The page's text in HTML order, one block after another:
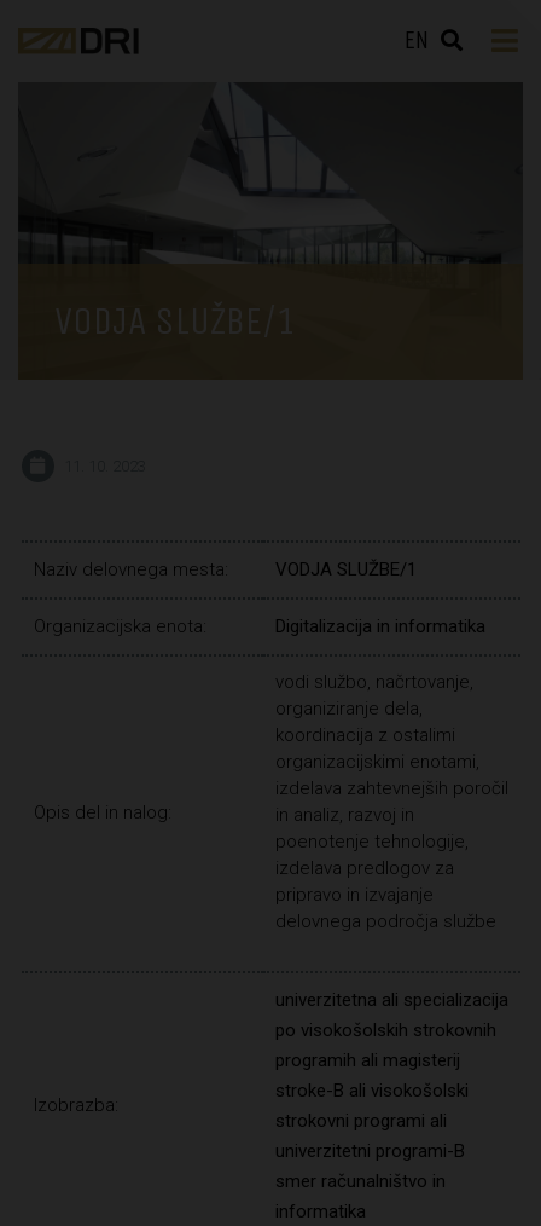
EN
VODJA SLUŽBE/1
Naziv delovnega mesta: VODJA SLUŽBE/1
Organizacijska enota: Digitalizacija in informatika
Opis del in nalog:
vodi službo, načrtovanje,
organiziranje dela,
koordinacija z ostalimi
organizacijskimi enotami,
izdelava zahtevnejših poročil
in analiz, razvoj in
poenotenje tehnologije,
izdelava predlogov za
pripravo in izvajanje
delovnega področja službe
Izobrazba:
univerzitetna ali specializacija
po visokošolskih strokovnih
programih ali magisterij
stroke-B ali visokošolski
strokovni programi ali
univerzitetni programi-B
smer računalništvo in
informatika